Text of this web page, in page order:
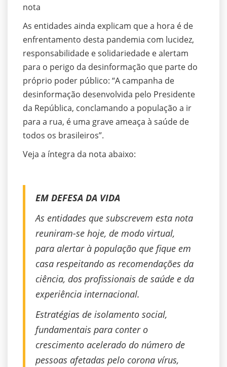
nota
As entidades ainda explicam que a hora é de
enfrentamento desta pandemia com lucidez,
responsabilidade e solidariedade e alertam
para o perigo da desinformação que parte do
próprio poder público: “A campanha de
desinformação desenvolvida pelo Presidente
da República, conclamando a população a ir
para a rua, é uma grave ameaça à saúde de
todos os brasileiros”.
Veja a íntegra da nota abaixo:
EM DEFESA DA VIDA
As entidades que subscrevem esta nota
reuniram-se hoje, de modo virtual,
para alertar à população que fique em
casa respeitando as recomendações da
ciência, dos profissionais de saúde e da
experiência internacional.
Estratégias de isolamento social,
fundamentais para conter o
crescimento acelerado do número de
pessoas afetadas pelo corona vírus,